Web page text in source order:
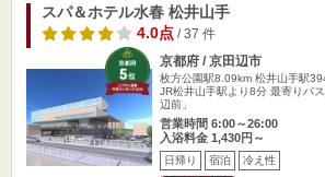
スパ＆ホテル水春 松井山手
4.0点/ 37 件
京都府 / 京田辺市
枚方公園駅8.09km 松井山手駅
JR松井山手駅より8分 最寄りバ
辺前」
営業時間 6:00～26:00
入浴料金 1,430円～
日帰り 宿泊 冷え性